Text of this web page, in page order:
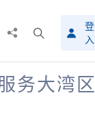
搜
寻
介
登
入
务大湾区